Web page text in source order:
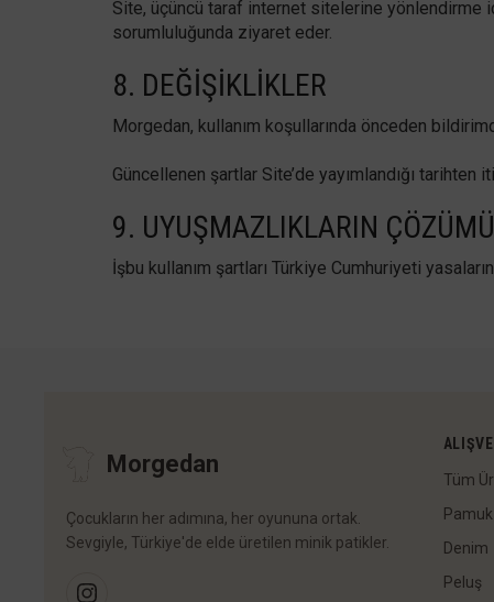
Site, üçüncü taraf internet sitelerine yönlendirme
sorumluluğunda ziyaret eder.
8. DEĞIŞIKLIKLER
Morgedan, kullanım koşullarında önceden
Güncellenen şartlar Site’de yayımlandığı tarihten
9. UYUŞMAZLIKLARIN ÇÖZÜMÜ
İşbu kullanım şartları Türkiye Cumhuriyeti
Morgedan
Çocukların her adımına, her oyununa ortak.
Sevgiyle, Türkiye'de elde üretilen minik patikler.
Tüm
Pamuk
Denim
Peluş